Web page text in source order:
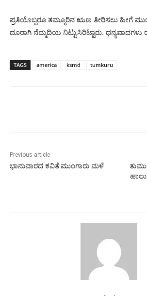
ಪ್ರತಿಯೊಬ್ಬರೂ ತಮ್ಮೂರಿನ ಋಣ ತೀರಿಸಲು ಹೀಗೆ
ದೂರಾಗಿ ನೆಮ್ಮದಿಯ ನಿಟ್ಟುಸಿರಿಟ್ಟಾರು. ಧನ್ಯವಾದಗಳು
TAGS america ksmd tumkuru
Previous article
ಭಾನುವಾರದ ಕವಿತೆ:ಮುಂಗಾರು ಮಳೆ